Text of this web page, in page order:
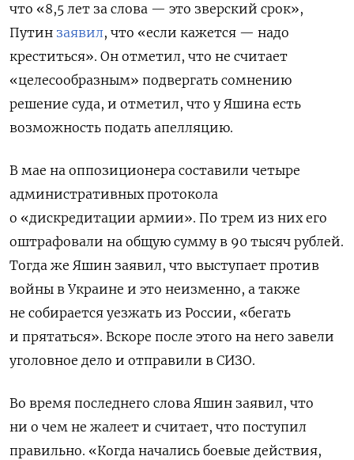
что «8,5 лет за слова — это зверский срок»,
Путин заявил, что «если кажется — надо
креститься». Он отметил, что не считает
«целесообразным» подвергать сомнению
решение суда, и отметил, что у Яшина есть
возможность подать апелляцию.
В мае на оппозиционера составили четыре
административных протокола
о «дискредитации армии». По трем из них его
оштрафовали на общую сумму в 90 тысяч рублей.
Тогда же Яшин заявил, что выступает против
войны в Украине и это неизменно, а также
не собирается уезжать из России, «бегать
и прятаться». Вскоре после этого на него завели
уголовное дело и отправили в СИЗО.
Во время последнего слова Яшин заявил, что
ни о чем не жалеет и считает, что поступил
правильно. «Когда начались боевые действия,